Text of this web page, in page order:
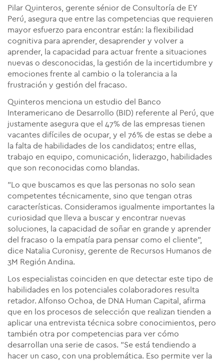
Pilar Quinteros, gerente sénior de Consultoría de EY
Perú, asegura que entre las competencias que requieren
mayor esfuerzo para encontrar están: la flexibilidad
cognitiva para aprender, desaprender y volver a
aprender, la capacidad para actuar frente a situaciones
nuevas o desconocidas, la gestión de la incertidumbre y
emociones frente al cambio o la tolerancia a la
frustración y gestión del fracaso.
Quinteros menciona un estudio del Banco
Interamericano de Desarrollo (BID) referente al Perú, que
justamente asegura que el 47% de las empresas tienen
vacantes difíciles de ocupar, y el 76% de estas se debe a
la falta de habilidades de los candidatos; entre ellas,
trabajo en equipo, comunicación, liderazgo, habilidades
que son reconocidas como blandas.
"Lo que buscamos es que las personas no solo sean
competentes técnicamente, sino que tengan otras
características. Consideramos igualmente importantes la
curiosidad que lleva a buscar y encontrar nuevas
soluciones, la capacidad de soñar en grande y aprender
del fracaso o la empatía para pensar como el cliente",
dice Natalia Curonisy, gerente de Recursos Humanos de
3M Región Andina.
Los especialistas coinciden en que detectar este tipo de
habilidades en los potenciales colaboradores resulta
retador. Alfonso Ochoa, de DNA Human Capital, afirma
que en los procesos de selección que realizan tienden a
aplicar una entrevista técnica sobre conocimientos, pero
también otra por competencias para ver cómo
desarrollan una serie de casos. "Se está tendiendo a
hacer un caso, con una problemática. Eso permite ver la